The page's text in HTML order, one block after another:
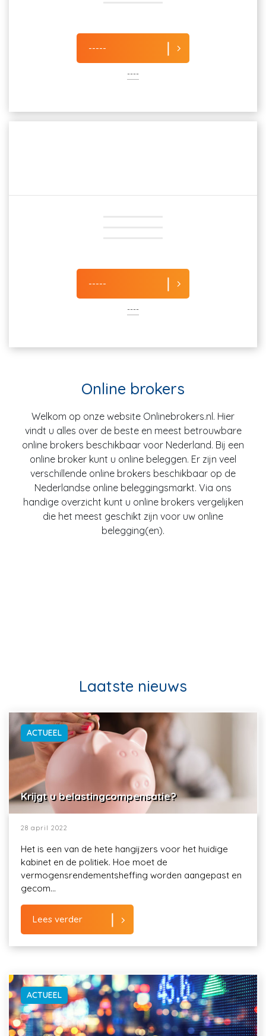
-----
----
-----
----
Online brokers
Welkom op onze website Onlinebrokers.nl. Hier
vindt u alles over de beste en meest betrouwbare
online brokers beschikbaar voor Nederland. Bij een
online broker kunt u online beleggen. Er zijn veel
verschillende online brokers beschikbaar op de
Nederlandse online beleggingsmarkt. Via ons
handige overzicht kunt u online brokers vergelijken
die het meest geschikt zijn voor uw online
belegging(en).
Laatste nieuws
ACTUEEL
Krijgt u belastingcompensatie?
28 april 2022
Het is een van de hete hangijzers voor het huidige
kabinet en de politiek. Hoe moet de
vermogensrendementsheffing worden aangepast en
gecom...
Lees verder
ACTUEEL